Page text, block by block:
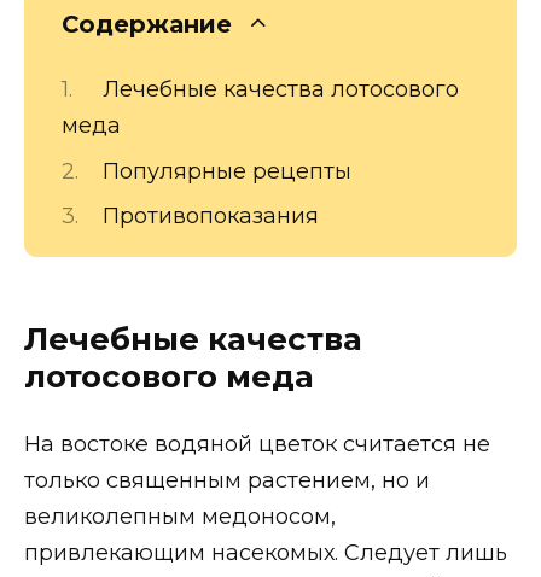
Содержание
Лечебные качества лотосового
меда
Популярные рецепты
Противопоказания
Лечебные качества
лотосового меда
На востоке водяной цветок считается не
только священным растением, но и
великолепным медоносом,
привлекающим насекомых. Следует лишь